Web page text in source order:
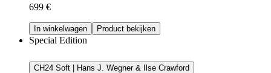
699 €
In winkelwagen Product bekijken
Special Edition
CH24 Soft | Hans J. Wegner & Ilse Crawford